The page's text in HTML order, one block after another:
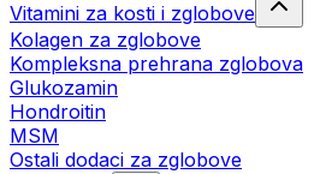
Vitamini za kosti i zglobove
Kolagen za zglobove
Kompleksna prehrana zglobova
Glukozamin
Hondroitin
MSM
Ostali dodaci za zglobove